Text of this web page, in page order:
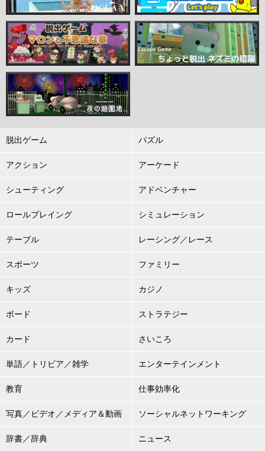
脱出ゲーム パズル
アクション アーケード
シューティング アドベンチャー
ロールプレイング シミュレーション
テーブル レーシング／レース
スポーツ ファミリー
キッズ カジノ
ボード ストラテジー
カード さいころ
単語／トリビア／雑学 エンターテインメント
教育 仕事効率化
写真／ビデオ／メディア＆動画 ソーシャルネットワーキング
辞書／辞典 ニュース